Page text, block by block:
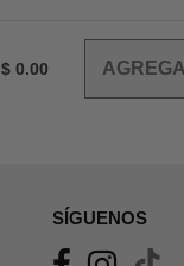
$ 0.00
SÍGUENOS